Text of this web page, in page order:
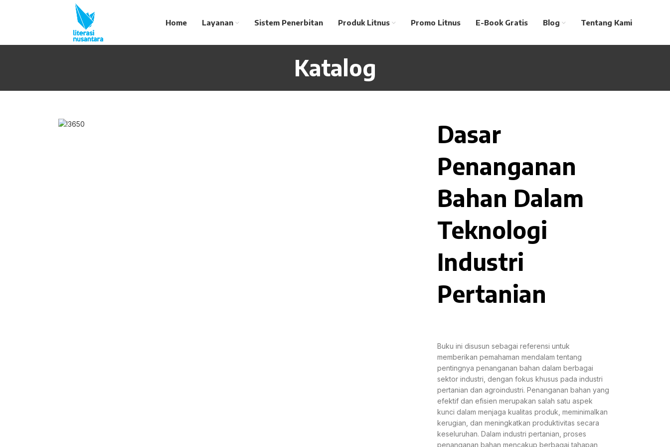
Home Layanan Sistem Penerbitan Produk Litnus Promo Litnus E-Book Gratis Blog Tentang Kami
Katalog
Dasar
Penanganan
Bahan Dalam
Teknologi
Industri
Pertanian
Buku ini disusun sebagai referensi untuk
memberikan pemahaman mendalam tentang
pentingnya penanganan bahan dalam berbagai
sektor industri, dengan fokus khusus pada industri
pertanian dan agroindustri. Penanganan bahan yang
efektif dan efisien merupakan salah satu aspek
kunci dalam menjaga kualitas produk, meminimalkan
kerugian, dan meningkatkan produktivitas secara
keseluruhan. Dalam industri pertanian, proses
penanganan bahan mencakup berbagai tahapan